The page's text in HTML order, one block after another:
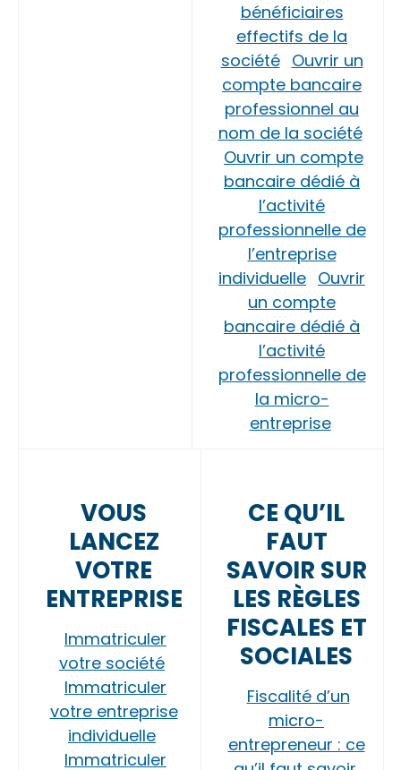
bénéficiaires
effectifs de la
société Ouvrir un
compte bancaire
professionnel au
nom de la société
Ouvrir un compte
bancaire dédié à
l’activité
professionnelle de
l’entreprise
individuelle Ouvrir
un compte
bancaire dédié à
l’activité
professionnelle de
la micro-
entreprise
VOUS
LANCEZ
VOTRE
ENTREPRISE
Immatriculer
votre société
Immatriculer
votre entreprise
individuelle
Immatriculer
CE QU’IL
FAUT
SAVOIR SUR
LES RÈGLES
FISCALES ET
SOCIALES
Fiscalité d’un
micro-
entrepreneur : ce